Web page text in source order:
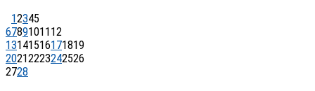
12345
67891011 12
13141516171819
20212223242526
2728